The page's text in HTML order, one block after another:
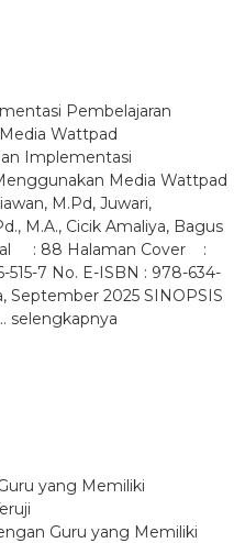
Pembelajaran
Wattpad
Implementasi
Media Wattpad
M.Pd, Juwari,
M.A., Cicik Amaliya, Bagus
: 88 Halaman Cover :
7 No. E-ISBN : 978-634-
September 2025 SINOPSIS
selengkapnya
yang Memiliki
Guru yang Memiliki